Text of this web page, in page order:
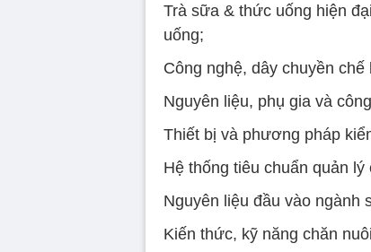
Trà sữa & thức uống hiện
uống;
Công nghệ, dây chuyền
Nguyên liệu, phụ gia và
Thiết bị và phương pháp
Hệ thống tiêu chuẩn quản
Nguyên liệu đầu vào ngành
Kiến thức, kỹ năng chăn